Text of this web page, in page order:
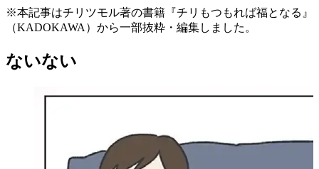
※本記事はチリツモル著の書籍『チリもつもれば福となる』
（KADOKAWA）から一部抜粋・編集しました。
ないない